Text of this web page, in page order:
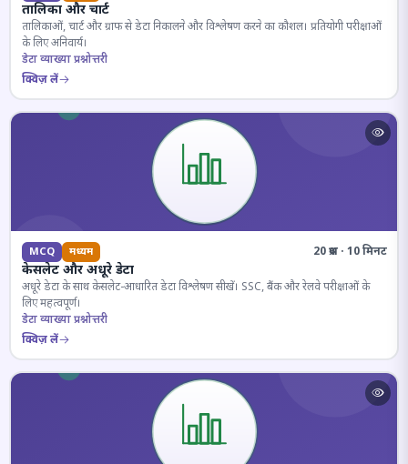
तालिका और चार्ट
तालिकाओं, चार्ट और ग्राफ से डेटा निकालने और विश्लेषण करने का कौशल। प्रतियोगी परीक्षाओं
के लिए अनिवार्य।
डेटा व्याख्या प्रश्नोत्तरी
क्विज़ लें
MCQ मध्यम 20 प्रश्न · 10 मिनट
केसलेट और अधूरे डेटा
अधूरे डेटा के साथ केसलेट-आधारित डेटा विश्लेषण सीखें। SSC, बैंक और रेलवे परीक्षाओं के
लिए महत्वपूर्ण।
डेटा व्याख्या प्रश्नोत्तरी
क्विज़ लें